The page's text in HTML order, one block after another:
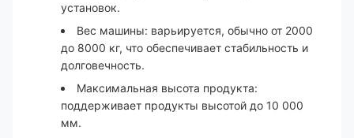
установок.
Вес машины: варьируется, обычно от 2000
до 8000 кг, что обеспечивает стабильность и
долговечность.
Максимальная высота продукта:
поддерживает продукты высотой до 10 000
мм.